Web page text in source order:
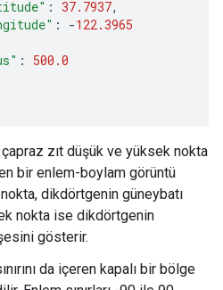
: 37.7937,
: -122.3965
:
500.0
zıt düşük ve yüksek nokta
bir enlem-boylam görüntü
nokta, dikdörtgenin güneybatı
nokta ise dikdörtgenin
gösterir.
da içeren kapalı bir bölge